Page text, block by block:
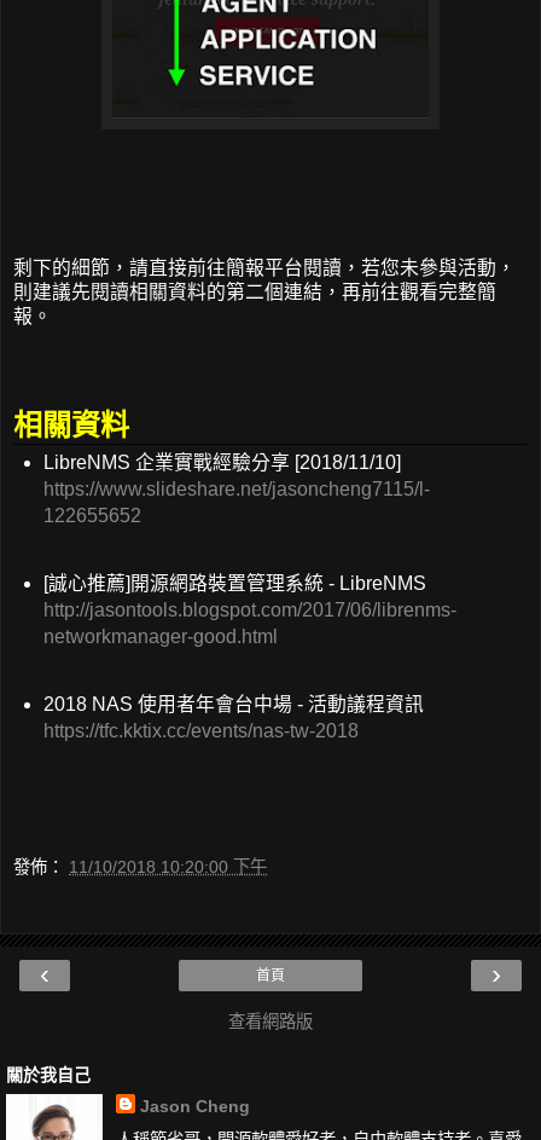
剩下的細節，請直接前往簡報平台閱讀，若您未參與活動，
則建議先閱讀相關資料的第二個連結，再前往觀看完整簡
報。
相關資料
LibreNMS 企業實戰經驗分享 [2018/11/10]
https://www.slideshare.net/jasoncheng7115/l-
122655652
[誠心推薦]開源網路裝置管理系統 - LibreNMS
http://jasontools.blogspot.com/2017/06/librenms-
networkmanager-good.html
2018 NAS 使用者年會台中場 - 活動議程資訊
https://tfc.kktix.cc/events/nas-tw-2018
發佈： 11/10/2018 10:20:00 下午
‹ ›
首頁
查看網路版
關於我自己
Jason Cheng